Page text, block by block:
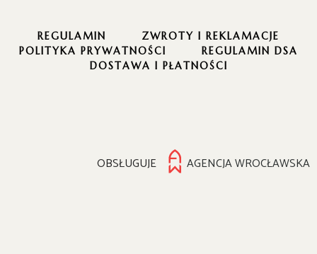
REGULAMIN
ZWROTY I REKLAMACJE
POLITYKA PRYWATNOŚCI
REGULAMIN DSA
DOSTAWA I PŁATNOŚCI
OBSŁUGUJE AGENCJA WROCŁAWSKA